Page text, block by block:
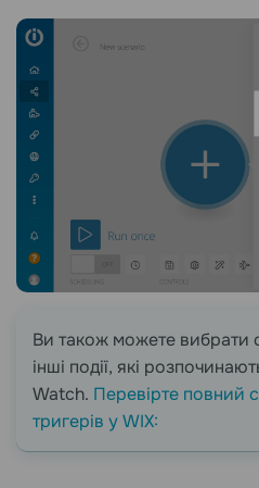
Ви також можете вибрати
інші події, які
Watch. Перевірте повний
тригерів у WIX: